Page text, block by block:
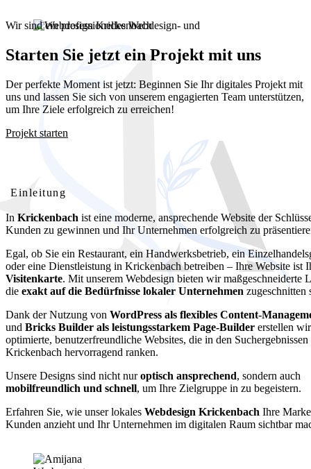
Wir sind ein professionelles Webdesign- und
und kostengünstige Webdesignlösungen
Starten Sie jetzt ein Projekt mit uns
Der perfekte Moment ist jetzt: Beginnen Sie Ihr digitales Projekt mit
uns und lassen Sie sich von unserem engagierten Team unterstützen,
um Ihre Ziele erfolgreich zu erreichen!
Projekt starten
Webdesign Krickenbach: Ihre professionelle Website für
Einleitung
In Krickenbach ist eine moderne, ansprechende Website der
Kunden zu gewinnen und Ihr Unternehmen erfolgreich zu
Egal, ob Sie ein Restaurant, ein Handwerksbetrieb, ein
oder eine Dienstleistung in Krickenbach betreiben – Ihre Website ist
Visitenkarte. Mit unserem Webdesign bieten wir maßgeschneiderte
die exakt auf die Bedürfnisse lokaler Unternehmen zugeschnitten
Dank der Nutzung von WordPress als flexibles Content-
und Bricks Builder als leistungsstarkem Page-Builder erstellen
optimierte, benutzerfreundliche Websites, die in den
Krickenbach hervorragend ranken.
Unsere Designs sind nicht nuroptisch ansprechend, sondern auch
mobilfreundlich und schnell, um Ihre Zielgruppe in zu begeistern.
Erfahren Sie, wie unser lokales Webdesign Krickenbach Ihre
Kunden anzieht und Ihr Unternehmen im digitalen Raum sichtbar